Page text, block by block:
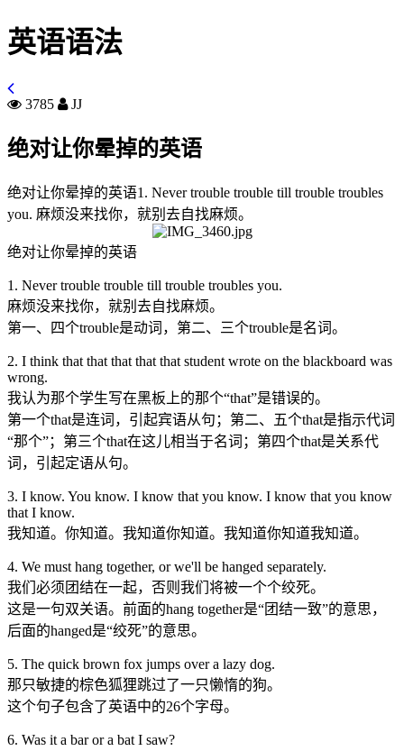
英语语法
3785 JJ
绝对让你晕掉的英语
绝对让你晕掉的英语1. Never trouble trouble till trouble troubles
you. 麻烦没来找你，就别去自找麻烦。
绝对让你晕掉的英语
1. Never trouble trouble till trouble troubles you.
麻烦没来找你，就别去自找麻烦。
第一、四个trouble是动词，第二、三个trouble是名词。
2. I think that that that that that student wrote on the blackboard was
wrong.
我认为那个学生写在黑板上的那个“that”是错误的。
第一个that是连词，引起宾语从句；第二、五个that是指示代词
“那个”；第三个that在这儿相当于名词；第四个that是关系代
词，引起定语从句。
3. I know. You know. I know that you know. I know that you know
that I know.
我知道。你知道。我知道你知道。我知道你知道我知道。
4. We must hang together, or we'll be hanged separately.
我们必须团结在一起，否则我们将被一个个绞死。
这是一句双关语。前面的hang together是“团结一致”的意思，
后面的hanged是“绞死”的意思。
5. The quick brown fox jumps over a lazy dog.
那只敏捷的棕色狐狸跳过了一只懒惰的狗。
这个句子包含了英语中的26个字母。
6. Was it a bar or a bat I saw?